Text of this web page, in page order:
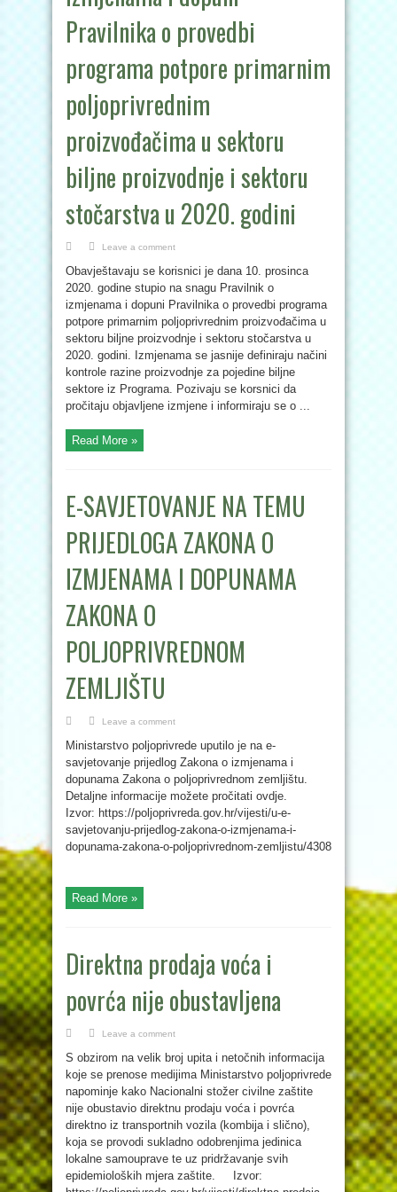
Pravilnika o provedbi
programa potpore primarnim
poljoprivrednim
proizvođačima u sektoru
biljne proizvodnje i sektoru
stočarstva u 2020. godini
Leave a comment
Obavještavaju se korisnici je dana 10. prosinca
2020. godine stupio na snagu Pravilnik o
izmjenama i dopuni Pravilnika o provedbi programa
potpore primarnim poljoprivrednim proizvođačima u
sektoru biljne proizvodnje i sektoru stočarstva u
2020. godini. Izmjenama se jasnije definiraju načini
kontrole razine proizvodnje za pojedine biljne
sektore iz Programa. Pozivaju se korsnici da
pročitaju objavljene izmjene i informiraju se o ...
Read More »
E-SAVJETOVANJE NA TEMU
PRIJEDLOGA ZAKONA O
IZMJENAMA I DOPUNAMA
ZAKONA O
POLJOPRIVREDNOM
ZEMLJIŠTU
Leave a comment
Ministarstvo poljoprivrede uputilo je na e-
savjetovanje prijedlog Zakona o izmjenama i
dopunama Zakona o poljoprivrednom zemljištu.
Detaljne informacije možete pročitati ovdje.
Izvor: https://poljoprivreda.gov.hr/vijesti/u-e-
savjetovanju-prijedlog-zakona-o-izmjenama-i-
dopunama-zakona-o-poljoprivrednom-zemljistu/4308
Read More »
Direktna prodaja voća i
povrća nije obustavljena
Leave a comment
S obzirom na velik broj upita i netočnih informacija
koje se prenose medijima Ministarstvo poljoprivrede
napominje kako Nacionalni stožer civilne zaštite
nije obustavio direktnu prodaju voća i povrća
direktno iz transportnih vozila (kombija i slično),
koja se provodi sukladno odobrenjima jedinica
lokalne samouprave te uz pridržavanje svih
epidemioloških mjera zaštite. Izvor: